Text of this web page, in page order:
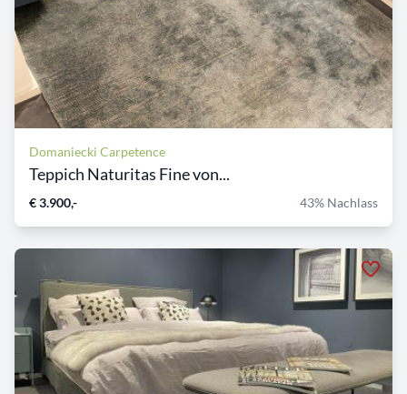
Domaniecki Carpetence
Teppich Naturitas Fine von...
€ 3.900,- 43% Nachlass